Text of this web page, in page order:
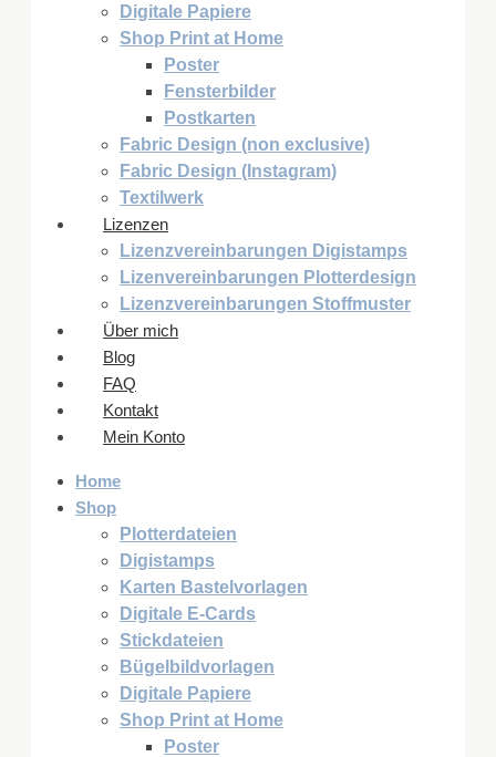
Digitale Papiere
Shop Print at Home
Poster
Fensterbilder
Postkarten
Fabric Design (non exclusive)
Fabric Design (Instagram)
Textilwerk
Lizenzen
Lizenzvereinbarungen Digistamps
Lizenvereinbarungen Plotterdesign
Lizenzvereinbarungen Stoffmuster
Über mich
Blog
FAQ
Kontakt
Mein Konto
Home
Shop
Plotterdateien
Digistamps
Karten Bastelvorlagen
Digitale E-Cards
Stickdateien
Bügelbildvorlagen
Digitale Papiere
Shop Print at Home
Poster